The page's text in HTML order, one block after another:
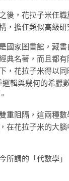
後，花拉子米任職
，擔任類似高級研
國家圖書館，藏
典名著，而且都
，花拉子米得以
輯與幾何的希臘
重阻隔，這兩種
在花拉子米的大
所謂的「代數學」